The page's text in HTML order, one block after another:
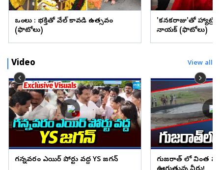
ఒంగోలు : భక్తితో వేల్ కావడి ఉత్సవం
(ఫొటోలు)
'కనకరాజు'తో
నాయక్ (ఫొటోలు)
Video View all
గన్నవరం ఎయిర్ పోర్టు వద్ద YS జగన్
గుజరాత్ లో వింత